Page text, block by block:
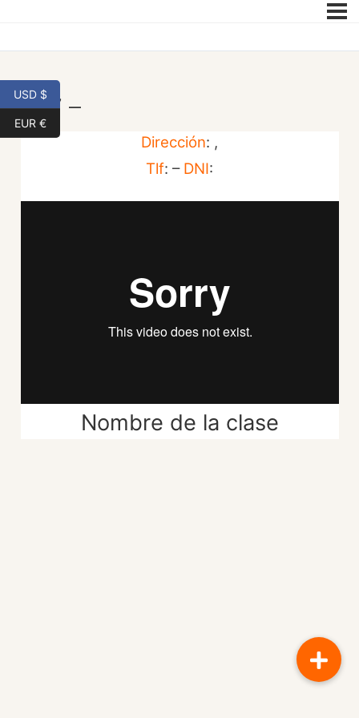
| 27 –
Dirección: ,
Tlf: – DNI:
Nombre de la clase
USD $
EUR €